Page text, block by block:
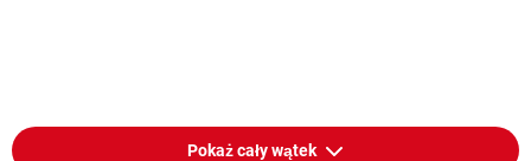
Pokaż cały wątek